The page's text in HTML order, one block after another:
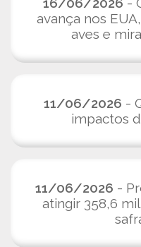
avança nos
aves e
11/06/2026 -
impactos
11/06/2026 -
atingir 358,6